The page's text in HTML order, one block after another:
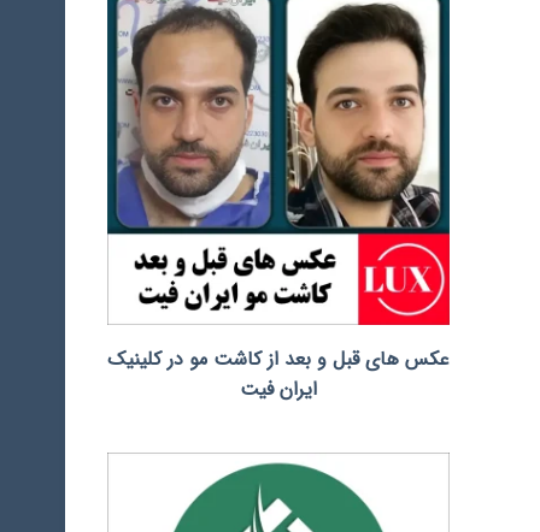
عکس های قبل و بعد از کاشت مو در کلینیک
ایران فیت